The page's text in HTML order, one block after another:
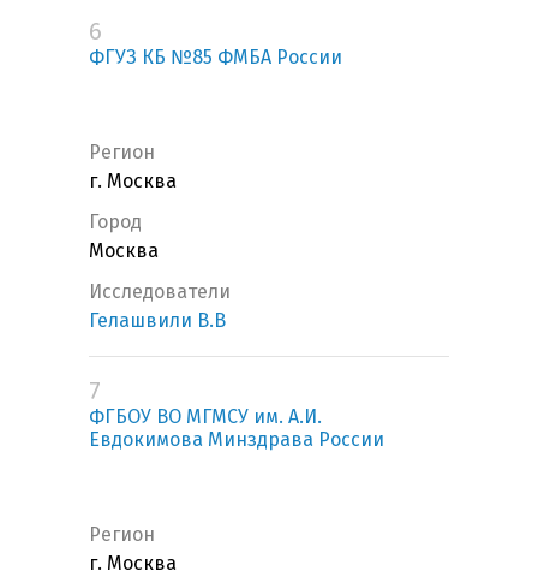
6
ФГУЗ КБ №85 ФМБА России
Регион
г. Москва
Город
Москва
Исследователи
Гелашвили В.В
7
ФГБОУ ВО МГМСУ им. А.И.
Евдокимова Минздрава России
Регион
г. Москва